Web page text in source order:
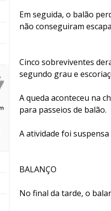
Em seguida, o balão
não conseguiram
Cinco sobreviventes
segundo grau e
A queda aconteceu na
para passeios de balão.
A atividade foi
BALANÇO
No final da tarde, o